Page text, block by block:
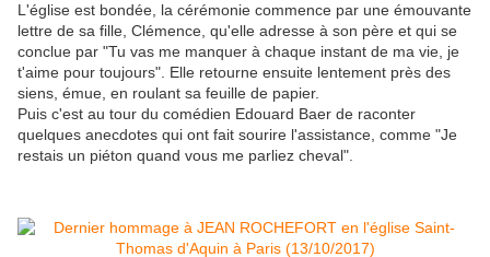
L'église est bondée, la cérémonie commence par une émouvante
lettre de sa fille, Clémence, qu'elle adresse à son père et qui se
conclue par "Tu vas me manquer à chaque instant de ma vie, je
t'aime pour toujours". Elle retourne ensuite lentement près des
siens, émue, en roulant sa feuille de papier.
Puis c'est au tour du comédien Edouard Baer de raconter
quelques anecdotes qui ont fait sourire l'assistance, comme "Je
restais un piéton quand vous me parliez cheval".